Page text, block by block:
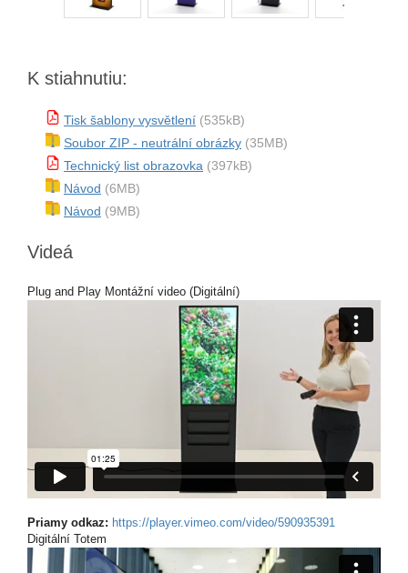
K stiahnutiu:
Tisk šablony vysvětlení (535kB)
Soubor ZIP - neutrální obrázky (35MB)
Technický list obrazovka (397kB)
Návod (6MB)
Návod (9MB)
Videá
Plug and Play Montážní video (Digitální)
Priamy odkaz: https://player.vimeo.com/video/590935391
Digitální Totem